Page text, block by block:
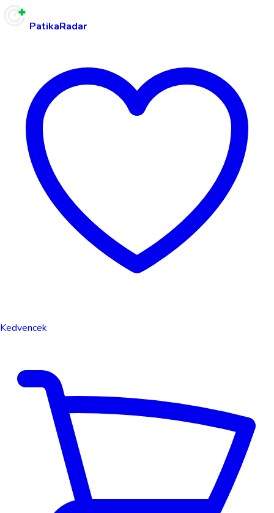
PatikaRadar
Kedvencek